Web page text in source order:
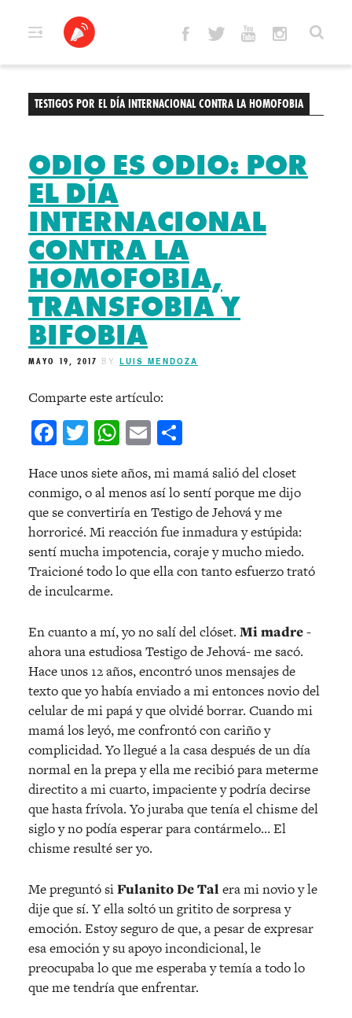
TESTIGOS POR EL DÍA INTERNACIONAL CONTRA LA HOMOFOBIA
ODIO ES ODIO: POR
EL DÍA
INTERNACIONAL
CONTRA LA
HOMOFOBIA,
TRANSFOBIA Y
BIFOBIA
MAYO 19, 2017 BY LUIS MENDOZA
Comparte este artículo:
Facebook
Twitter
WhatsApp
Email
Hace unos siete años, mi mamá salió del closet
conmigo, o al menos así lo sentí porque me dijo
que se convertiría en Testigo de Jehová y me
horroricé. Mi reacción fue inmadura y estúpida:
sentí mucha impotencia, coraje y mucho miedo.
Traicioné todo lo que ella con tanto esfuerzo trató
de inculcarme.
En cuanto a mí, yo no salí del clóset. Mi madre-
ahora una estudiosa Testigo de Jehová- me sacó.
Hace unos 12 años, encontró unos mensajes de
texto que yo había enviado a mi entonces novio del
celular de mi papá y que olvidé borrar. Cuando mi
mamá los leyó, me confrontó con cariño y
complicidad. Yo llegué a la casa después de un día
normal en la prepa y ella me recibió para meterme
directito a mi cuarto, impaciente y podría decirse
que hasta frívola. Yo juraba que tenía el chisme del
siglo y no podía esperar para contármelo… El
chisme resulté ser yo.
Me preguntó siFulanito De Tal era mi novio y le
dije que sí. Y ella soltó un gritito de sorpresa y
emoción. Estoy seguro de que, a pesar de expresar
esa emoción y su apoyo incondicional, le
preocupaba lo que me esperaba y temía a todo lo
que me tendría que enfrentar.